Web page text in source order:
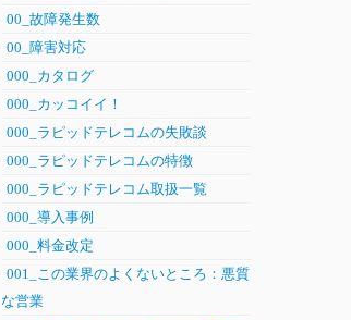
00_故障発生数
00_障害対応
000_カタログ
000_カッコイイ！
000_ラピッドテレコムの失敗談
000_ラピッドテレコムの特徴
000_ラピッドテレコム取扱一覧
000_導入事例
000_料金改定
001_この業界のよくないところ：悪質
な営業